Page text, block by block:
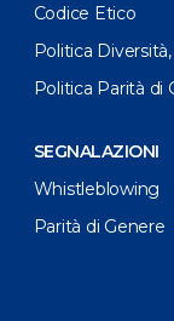
Codice Etico
Politica
Politica Parità di
SEGNALAZIONI
Whistleblowing
Parità di Genere